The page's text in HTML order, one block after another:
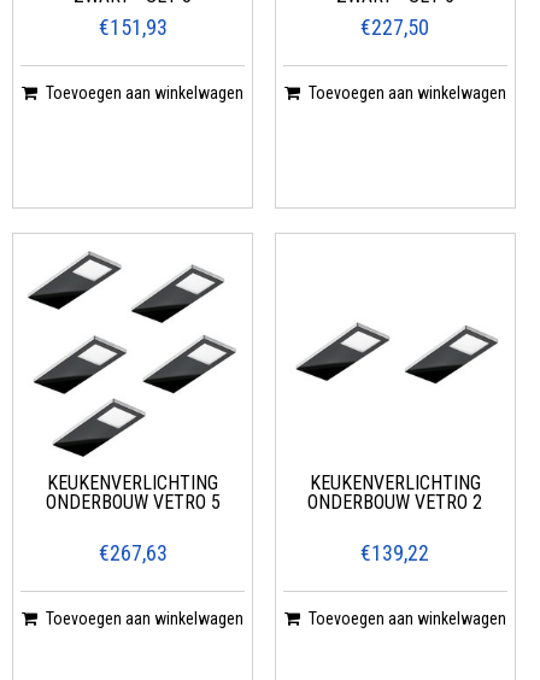
€151,93
Toevoegen aan winkelwagen
€227,50
Toevoegen aan winkelwagen
KEUKENVERLICHTING
ONDERBOUW VETRO 5
€267,63
Toevoegen aan winkelwagen
KEUKENVERLICHTING
ONDERBOUW VETRO 2
€139,22
Toevoegen aan winkelwagen